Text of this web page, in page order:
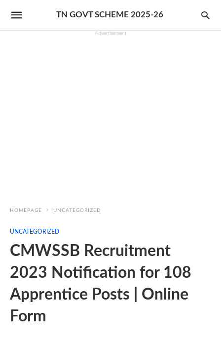
TN GOVT SCHEME 2025-26
Advertisement
HOMEPAGE UNCATEGORIZED
UNCATEGORIZED
CMWSSB Recruitment
2023 Notification for 108
Apprentice Posts | Online
Form